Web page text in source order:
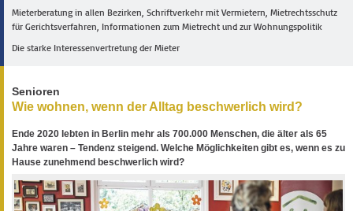
Mieterberatung in allen Bezirken, Schriftverkehr mit Vermietern, Mietrechtsschutz
für Gerichtsverfahren, Informationen zum Mietrecht und zur Wohnungspolitik
Die starke Interessenvertretung der Mieter
Senioren
Wie wohnen, wenn der Alltag beschwerlich wird?
Ende 2020 lebten in Berlin mehr als 700.000 Menschen, die älter als 65
Jahre waren – Tendenz steigend. Welche Möglichkeiten gibt es, wenn es zu
Hause zunehmend beschwerlich wird?